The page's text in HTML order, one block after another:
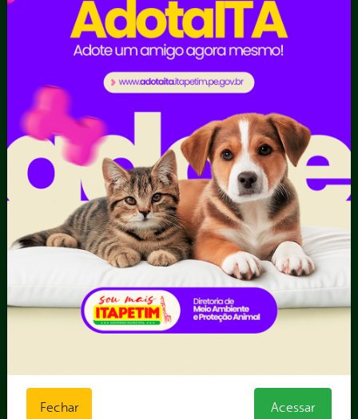
Licitações e
Planejamento e
Prestação de Contas
Receitas
Recursos Humanos
Ouvidoria
Acompanhar uma
Manifestação
Atendimento via WhatsApp
Competências da Ouvidoria
Dúvidas? Acesse o FAQ
Fazer uma Manifestação
Informações Importantes
Portal Transporte
Escolar
Contratos
Contratos Administrativos
Despesas
I - Anexo I - Ficha de
Registro de Fornecedor -
Forma Indireta
III - Anexo III - Planilha
Fechar Acessar